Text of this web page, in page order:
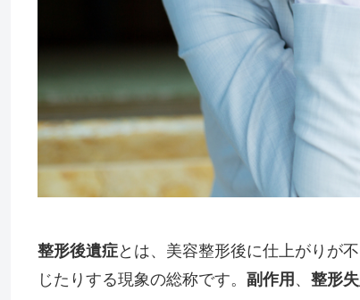
整形後遺症とは、美容整形後に仕上がりが
じたりする現象の総称です。 副作用 、 整形